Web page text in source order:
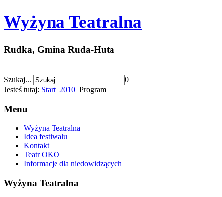
Wyżyna Teatralna
Rudka, Gmina Ruda-Huta
Szukaj...
0
Jesteś tutaj: Start 2010 Program
Menu
Wyżyna Teatralna
Idea festiwalu
Kontakt
Teatr OKO
Informacje dla niedowidzących
Wyżyna Teatralna